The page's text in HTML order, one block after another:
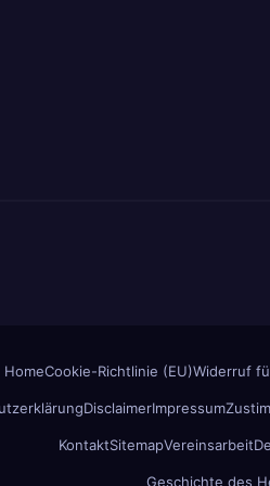
HomeCookie-Richtlinie (EU)Widerruf
DisclaimerImpressum
KontaktSitemapVereinsarbeit
Geschichte des